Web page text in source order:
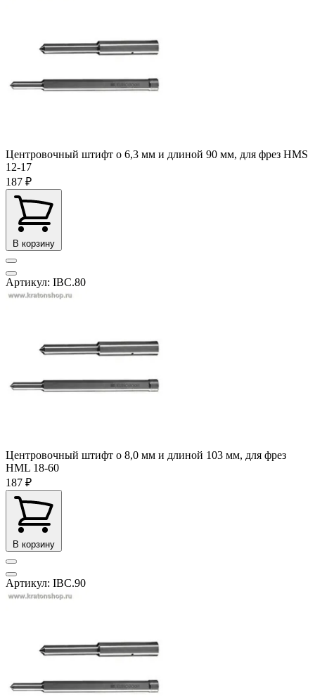
Центровочный штифт o 6,3 мм и длиной 90 мм, для фрез HMS
12-17
187 ₽
В корзину
Артикул: IBC.80
Центровочный штифт o 8,0 мм и длиной 103 мм, для фрез
HML 18-60
187 ₽
В корзину
Артикул: IBC.90